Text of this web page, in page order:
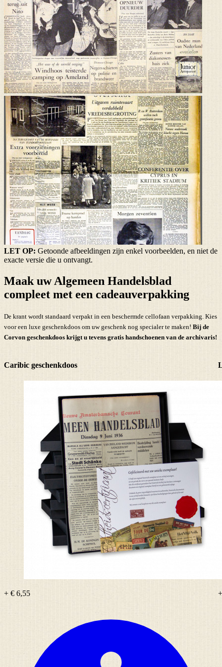
LET OP: Getoonde afbeeldingen zijn enkel voorbeelden, en niet de
exacte versie die u ontvangt.
Maak uw Algemeen Handelsblad
compleet met een cadeauverpakking
De krant wordt standaard verpakt in een beschermde cellofaan verpakking. Kies
voor een luxe geschenkdoos om uw geschenk nog specialer te maken! Bij de
Corvon geschenkdoos krijgt u tevens gratis handschoenen van de archivaris!
Caribic geschenkdoos
+ € 6,55